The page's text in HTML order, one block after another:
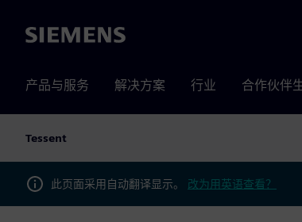
Siemens
产品与服务 解决方案 行业 合作伙伴
Tessent
此页面采用自动翻译显示。 改为用英语查看？